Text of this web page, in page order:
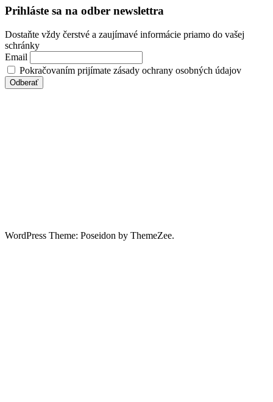
Prihláste sa na odber newslettra
Dostaňte vždy čerstvé a zaujímavé informácie priamo do vašej
schránky
Email
Pokračovaním prijímate zásady ochrany osobných údajov
WordPress Theme: Poseidon by ThemeZee.